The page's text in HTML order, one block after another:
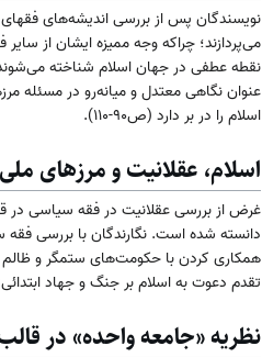
نویسندگان پس از بررسی اندیشه‌های
می‌پردازند؛ چراکه وجه ممیزه ایشان از
نقطه عطفی در جهان اسلام شناخته
عنوان نگاهی معتدل و میانه‌رو در مسئله
اسلام را در بر دارد (ص۹۰-۱۱۰).
اسلام، عقلانیت و مرز‌های ملی
غرض از بررسی عقلانیت در فقه سیاسی در
تقدم دعوت به اسلام بر جنگ و جهاد ابتدائی؛ ۳) شرایط مجاهدین در جهاد ابتدایی ازجمله توانایی‌های جسمی و بلوغ و حریت و... (ص۱۱۵_
نظریه «جامعه واحده» در